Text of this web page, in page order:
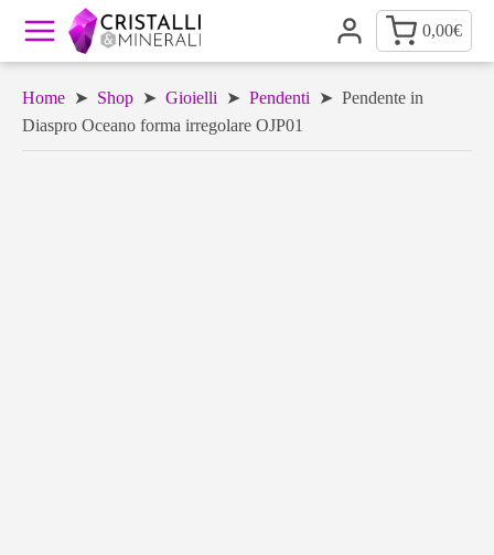
0,00€
Home ➤ Shop ➤ Gioielli ➤ Pendenti ➤ Pendente in
Diaspro Oceano forma irregolare OJP01